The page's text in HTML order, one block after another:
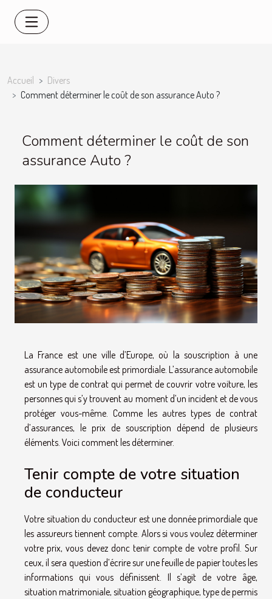
Accueil
Divers
Comment déterminer le coût de son assurance Auto ?
Comment déterminer le coût de son
assurance Auto ?
La France est une ville d’Europe, où la souscription à une
assurance automobile est primordiale. L’assurance automobile
est un type de contrat qui permet de couvrir votre voiture, les
personnes qui s’y trouvent au moment d’un incident et de vous
protéger vous-même. Comme les autres types de contrat
d’assurances, le prix de souscription dépend de plusieurs
éléments. Voici comment les déterminer.
Tenir compte de votre situation
de conducteur
Votre situation du conducteur est une donnée primordiale que
les assureurs tiennent compte. Alors si vous voulez déterminer
votre prix, vous devez donc tenir compte de votre profil. Sur
ceux, il sera question d’écrire sur une feuille de papier toutes les
informations qui vous définissent. Il s’agit de votre âge,
situation matrimoniale, situation géographique, type de permis